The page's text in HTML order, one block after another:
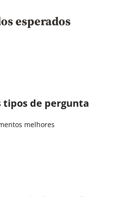
esperados
tipos de pergunta
melhores